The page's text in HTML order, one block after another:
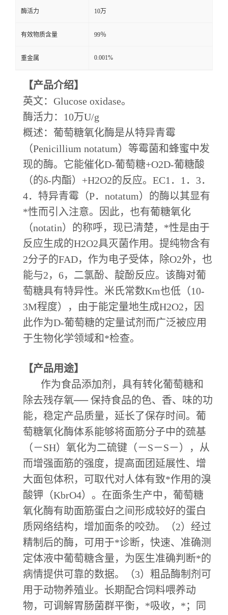
酶活力 10万
有效物质含量 99％
重金属 0.001%
【产品介绍】
英文： Glucose oxidase。
酶活力：10万U/g
概述：葡萄糖氧化酶是从特异青霉
（Penicillium notatum）等霉菌和蜂蜜中发
现的酶。它能催化D-葡萄糖+O2D-葡糖酸
（的δ-内酯）+H2O2的反应。EC1．1．3．
4．特异青霉（P．notatum）的酶以其显有
*性而引入注意。因此，也有葡糖氧化
（notatin）的称呼，现已清楚，*性是由于
反应生成的H2O2具灭菌作用。提纯物含有
2分子的FAD，作为电子受体，除O2外，也
能与2，6，二氯酚、靛酚反应。该酶对葡
萄糖具有特异性。米氏常数Km也低（10-
3M程度），由于能定量地生成H2O2，因
此作为D-葡萄糖的定量试剂而广泛被应用
于生物化学领域和*检查。
【产品用途】
作为食品添加剂，具有转化葡萄糖和
除去残存氧── 保持食品的色、香、味的功
能，稳定产品质量，延长了保存时间。葡
萄糖氧化酶体系能够将面筋分子中的巯基
（－SH）氧化为二硫键（－S－S－），从
而增强面筋的强度，提高面团延展性、增
大面包体积，可取代对人体有致*作用的溴
酸钾（KbrO4）。在面条生产中，葡萄糖
氧化酶有助面筋蛋白之间形成较好的蛋白
质网络结构，增加面条的咬劲。（2）经过
精制后的酶，可用于*诊断，快速、准确测
定体液中葡萄糖含量，为医生准确判断*的
病情提供可靠的数据。（3）粗品酶制剂可
用于动物养殖业。长期配合饲料喂养动
物，可调解胃肠菌群平衡，*吸收，*；同